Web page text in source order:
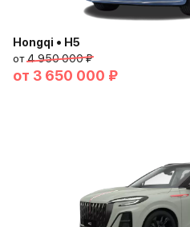
Hongqi • H5
от4 950 000 ₽
от 3 650 000 ₽